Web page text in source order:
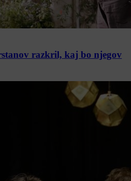
razkril, kaj bo njegov